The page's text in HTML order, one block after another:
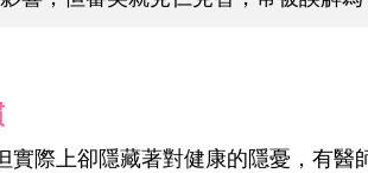
實際上卻隱藏著對健康的隱憂，有醫